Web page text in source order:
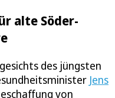
alte Söder-
des jüngsten
Jens
von